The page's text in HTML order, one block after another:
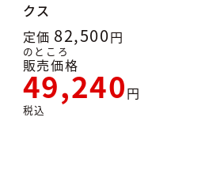
クス
定価 82,500
のところ
販売価格
49,240
税込